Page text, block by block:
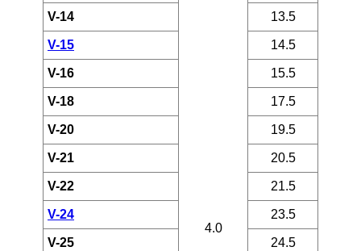
4.0
V-14 13.5
V-15 14.5
V-16 15.5
V-18 17.5
V-20 19.5
V-21 20.5
V-22 21.5
V-24 23.5
V-25 24.5